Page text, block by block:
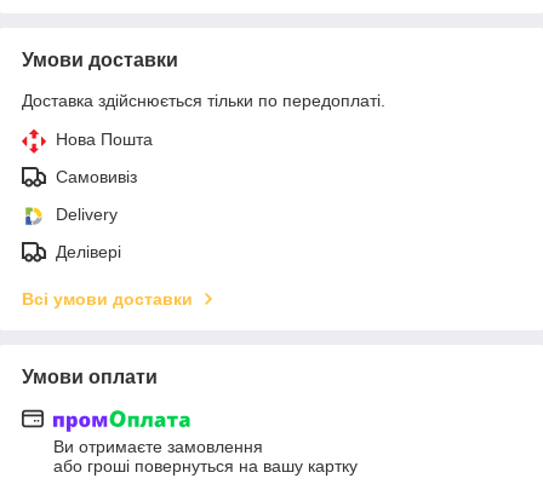
Умови доставки
Доставка здійснюється тільки по передоплаті.
Нова Пошта
Самовивіз
Delivery
Делівері
Всі умови доставки
Умови оплати
Ви отримаєте замовлення
або гроші повернуться на вашу картку